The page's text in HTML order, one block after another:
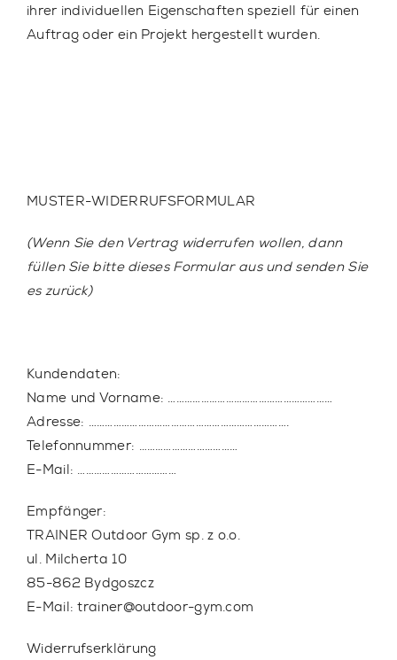
ihrer individuellen Eigenschaften speziell für einen
Auftrag oder ein Projekt hergestellt wurden.
MUSTER-WIDERRUFSFORMULAR
(Wenn Sie den Vertrag widerrufen wollen, dann
füllen Sie bitte dieses Formular aus und senden Sie
es zurück)
Kundendaten:
Name und Vorname: ……………………………………………………
Adresse: ……………………………………………………………….
Telefonnummer: ………………………………
E-Mail: ………………………………
Empfänger:
TRAINER Outdoor Gym sp. z o.o.
ul. Milcherta 10
85-862 Bydgoszcz
E-Mail: trainer@outdoor-gym.com
Widerrufserklärung